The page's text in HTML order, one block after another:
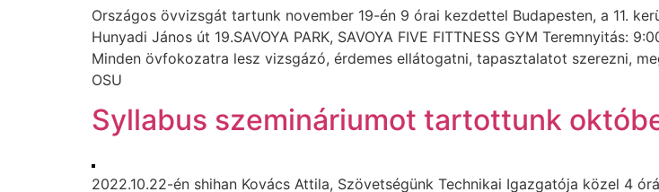
Országos övvizsgát tartunk november 19-én 9 órai kezdettel Budapesten, a 11.
Hunyadi János út 19.SAVOYA PARK, SAVOYA FIVE FITTNESS GYM
Minden övfokozatra lesz vizsgázó, érdemes ellátogatni, tapasztalatot szerezni,
OSU
Syllabus szemináriumot tartottunk
2022.10.22-én shihan Kovács Attila, Szövetségünk Technikai Igazgatója közel 4